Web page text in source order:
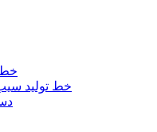
خط
خط تولید